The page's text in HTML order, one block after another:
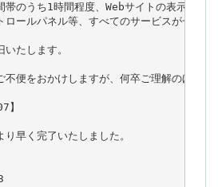
帯のうち1時間程度、Webサイトの表示・メ
ロールパネル等、すべてのサービスが一時
たします。
不便をおかけしますが、何卒ご理解のほどお
】
早く完了いたしました。